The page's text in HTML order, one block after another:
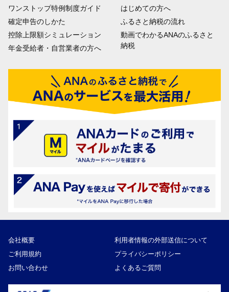
ワンストップ特例制度ガイド
確定申告のしかた
控除上限額シミュレーション
年金受給者・自営業者の方へ
はじめての方へ
ふるさと納税の流れ
動画でわかるANAのふるさと
納税
会社概要
利用者情報の外部送信について
ご利用規約
プライバシーポリシー
お問い合わせ
よくあるご質問